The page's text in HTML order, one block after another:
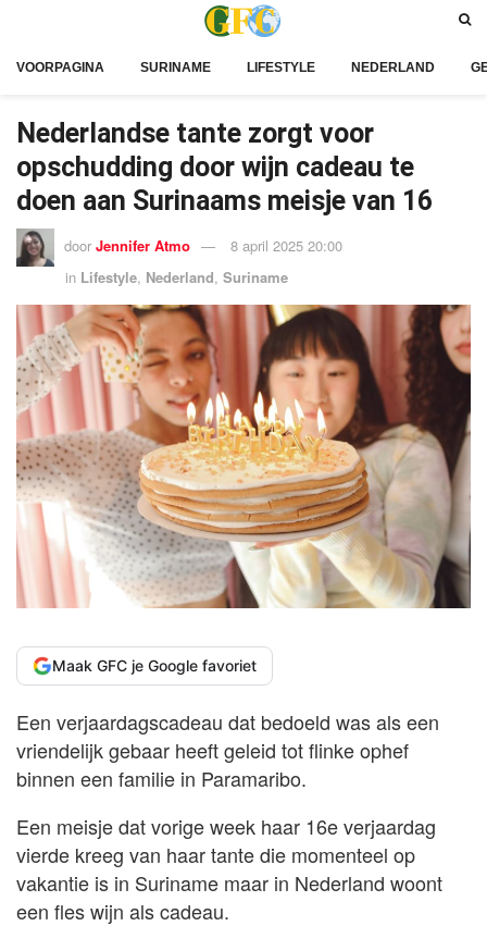
VOORPAGINA SURINAME LIFESTYLE NEDERLAND
Nederlandse tante zorgt voor
opschudding door wijn cadeau te
doen aan Surinaams meisje van 16
door Jennifer Atmo
8 april 2025 20:00
in Lifestyle, Nederland, Suriname
Maak GFC je Google favoriet
Een verjaardagscadeau dat bedoeld was als een
vriendelijk gebaar heeft geleid tot flinke ophef
binnen een familie in Paramaribo.
Een meisje dat vorige week haar 16e verjaardag
vierde kreeg van haar tante die momenteel op
vakantie is in Suriname maar in Nederland woont
een fles wijn als cadeau.